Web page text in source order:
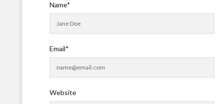
Name*
Email*
Website